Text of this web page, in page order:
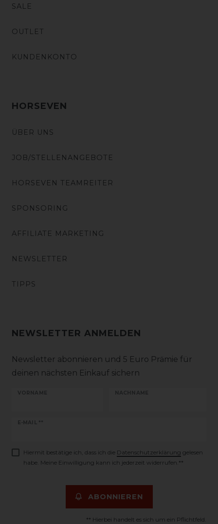
SALE
OUTLET
KUNDENKONTO
HORSEVEN
ÜBER UNS
JOB/STELLENANGEBOTE
HORSEVEN TEAMREITER
SPONSORING
AFFILIATE MARKETING
NEWSLETTER
TIPPS
NEWSLETTER ANMELDEN
Newsletter abonnieren und 5 Euro Prämie für
deinen nächsten Einkauf sichern
VORNAME NACHNAME
E-MAIL **
Newsletter
Hiermit bestätige ich, dass ich die Daten­schutz­erklärung gelesen
habe. Meine Einwilligung kann ich jederzeit widerrufen.**
ABONNIEREN
** Hierbei handelt es sich um ein Pflichtfeld.